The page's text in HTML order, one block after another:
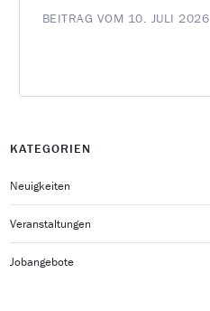
BEITRAG VOM 10. JULI 2026
KATEGORIEN
Neuigkeiten
Veranstaltungen
Jobangebote